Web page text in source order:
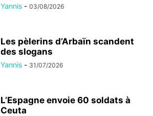
Yannis - 03/08/2026
Les pèlerins d’Arbaïn scandent
des slogans
Yannis - 31/07/2026
L’Espagne envoie 60 soldats à
Ceuta